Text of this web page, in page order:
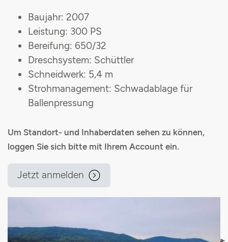
Baujahr: 2007
Leistung: 300 PS
Bereifung: 650/32
Dreschsystem: Schüttler
Schneidwerk: 5,4 m
Strohmanagement: Schwadablage für
Ballenpressung
Um Standort- und Inhaberdaten sehen zu können,
loggen Sie sich bitte mit Ihrem Account ein.
Jetzt anmelden